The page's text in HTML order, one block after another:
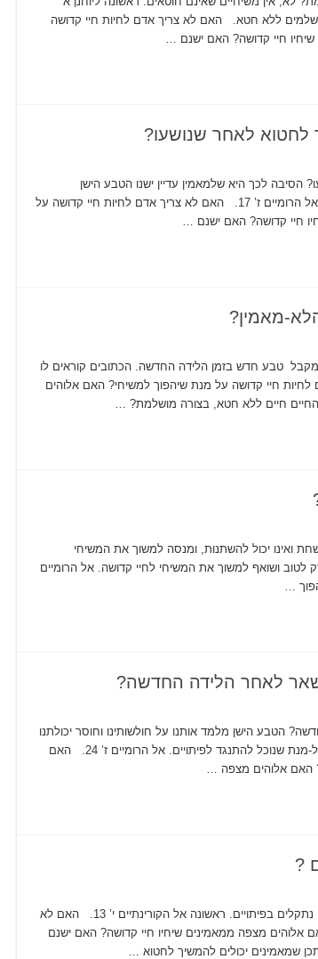
מושלמים ללא חטא. האם לא צריך אדם לחיות חיי קדושה
חיי קדושה? האם ישנם …
לחטוא לאחר שנושעו?
הסיבה לכך היא שלמאמין עדיין ישנו הטבע הישן
והמושחת אשר אתו נולד. הוא אינו נעלם בלידה החדשה. אל הרומיים ז’ 17. האם לא צריך אדם לחיות חיי קדושה על
חיי קדושה? האם ישנם …
מאמין?
מקבל טבע חדש בזמן הלידה החדשה. הכתובים קוראים לו
א’ 4. האם לא צריך אדם לחיות חיי קדושה על מנת שיהפוך למשיחי? האם אלוהים
חיים ללא חטא, בצורה מושלמת? …
ואינו יכול להשתנות, ומנסה למשוך את המשיחי
הטבע החדש מסוגל רק לטוב ושואף למשוך את המשיחי לחיי קדושה. אל הרומיים
לאחר הלידה החדשה?
הטבע הישן מלמד אותנו על חולשותינו וחוסר יכולתנו
ומזכיר לנו שאנו זקוקים לאדון בכל עת וצריכים את כוחו על-מנת שנוכל להתנגד לפיתויים. אל הרומיים ז’ 24. האם
האם אלוהים מצפה …
?
האם כל המשיחיים מתנסים בפיתויים ? כן. כל המשיחיים נתקלים בפיתויים. ראשונה אל הקורינתיים י’ 13. האם לא
אלוהים מצפה ממאמינים שיחיו חיי קדושה? האם ישנם
שמאמינים יכולים להמשיך לחטוא …